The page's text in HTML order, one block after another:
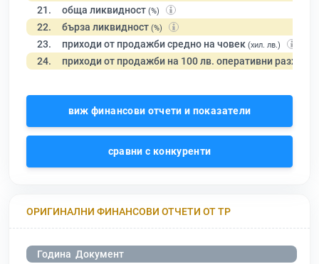
21. обща ликвидност (%)
22. бърза ликвидност (%)
23. приходи от продажби средно на човек (хил. лв.)
24. приходи от продажби на 100 лв. оперативни разходи
виж финансови отчети и показатели
сравни с конкуренти
ОРИГИНАЛНИ ФИНАНСОВИ ОТЧЕТИ ОТ ТР
Година Документ